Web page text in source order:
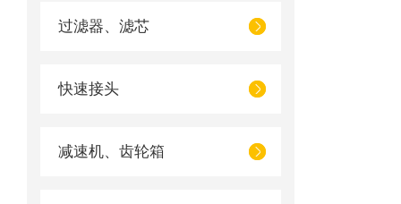
过滤器、滤芯
快速接头
减速机、齿轮箱